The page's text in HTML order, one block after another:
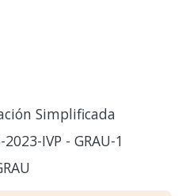
Simplificada
2023-IVP - GRAU-1